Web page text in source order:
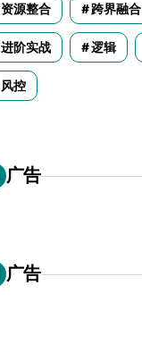
资源整合 跨界融合
进阶实战 逻辑
风控
广告
广告